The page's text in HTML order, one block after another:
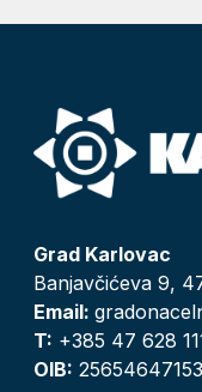
Grad Karlovac
Banjavčićeva 9,
Email:
T: +385 47 628
OIB: 25654647153